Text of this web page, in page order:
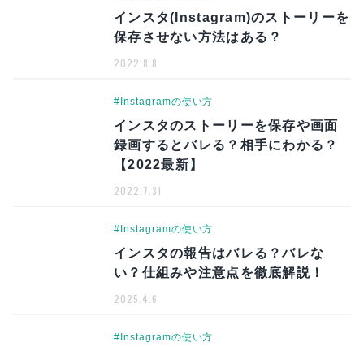
インスタ(Instagram)のストーリーを
保存させない方法はある？
2022.8.8
#Instagramの使い方
インスタのストーリーを保存や画面
録画するとバレる？相手にわかる？
【2022最新】
2022.7.31
#Instagramの使い方
インスタの報告はバレる？バレな
い？仕組みや注意点を徹底解説！
2025.4.6
#Instagramの使い方